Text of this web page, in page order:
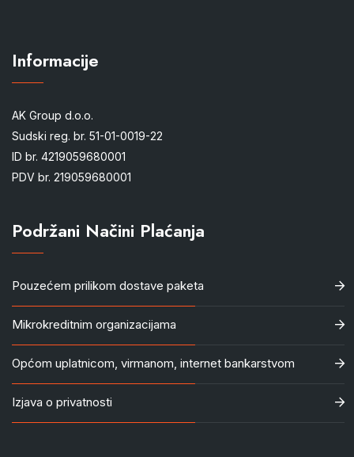
Informacije
AK Group d.o.o.
Sudski reg. br. 51-01-0019-22
ID br. 4219059680001
PDV br. 219059680001
Podržani Načini Plaćanja
Pouzećem prilikom dostave paketa
Mikrokreditnim organizacijama
Općom uplatnicom, virmanom, internet bankarstvom
Izjava o privatnosti